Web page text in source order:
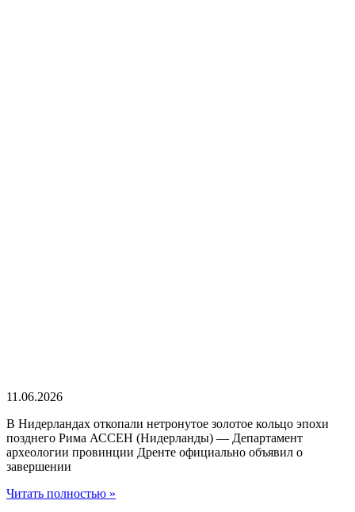
11.06.2026
В Нидерландах откопали нетронутое золотое кольцо эпохи
позднего Рима АССЕН (Нидерланды) — Департамент
археологии провинции Дренте официально объявил о
завершении
Читать полностью »